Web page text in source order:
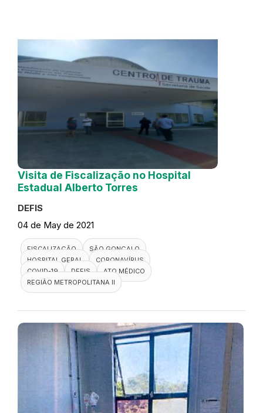
Visita de Fiscalização no Hospital
Estadual Alberto Torres
DEFIS
04 de May de 2021
FISCALIZAÇÃO
SÃO GONÇALO
HOSPITAL GERAL
CORONAVÍRUS
COVID-19
DEFIS
ATO MÉDICO
REGIÃO METROPOLITANA II